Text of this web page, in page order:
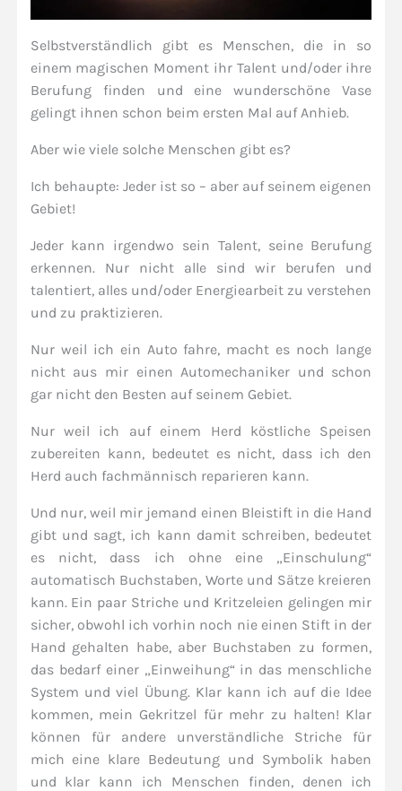
Selbstverständlich gibt es Menschen, die in so
einem magischen Moment ihr Talent und/oder ihre
Berufung finden und eine wunderschöne Vase
gelingt ihnen schon beim ersten Mal auf Anhieb.
Aber wie viele solche Menschen gibt es?
Ich behaupte: Jeder ist so – aber auf seinem eigenen
Gebiet!
Jeder kann irgendwo sein Talent, seine Berufung
erkennen. Nur nicht alle sind wir berufen und
talentiert, alles und/oder Energiearbeit zu verstehen
und zu praktizieren.
Nur weil ich ein Auto fahre, macht es noch lange
nicht aus mir einen Automechaniker und schon
gar nicht den Besten auf seinem Gebiet.
Nur weil ich auf einem Herd köstliche Speisen
zubereiten kann, bedeutet es nicht, dass ich den
Herd auch fachmännisch reparieren kann.
Und nur, weil mir jemand einen Bleistift in die Hand
gibt und sagt, ich kann damit schreiben, bedeutet
es nicht, dass ich ohne eine „Einschulung“
automatisch Buchstaben, Worte und Sätze kreieren
kann. Ein paar Striche und Kritzeleien gelingen mir
sicher, obwohl ich vorhin noch nie einen Stift in der
Hand gehalten habe, aber Buchstaben zu formen,
das bedarf einer „Einweihung“ in das menschliche
System und viel Übung. Klar kann ich auf die Idee
kommen, mein Gekritzel für mehr zu halten! Klar
können für andere unverständliche Striche für
mich eine klare Bedeutung und Symbolik haben
und klar kann ich Menschen finden, denen ich